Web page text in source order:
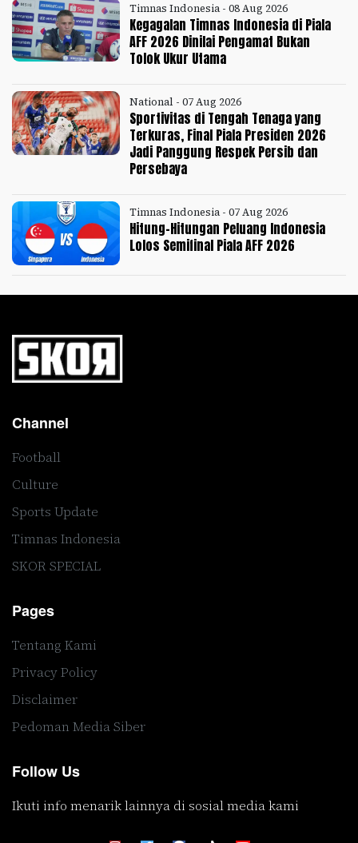
Timnas Indonesia - 08 Aug 2026
Kegagalan Timnas Indonesia di Piala
AFF 2026 Dinilai Pengamat Bukan
Tolok Ukur Utama
National - 07 Aug 2026
Sportivitas di Tengah Tenaga yang
Terkuras, Final Piala Presiden 2026
Jadi Panggung Respek Persib dan
Persebaya
Timnas Indonesia - 07 Aug 2026
Hitung-Hitungan Peluang Indonesia
Lolos Semifinal Piala AFF 2026
Channel
Football
Culture
Sports Update
Timnas Indonesia
SKOR SPECIAL
Pages
Tentang Kami
Privacy Policy
Disclaimer
Pedoman Media Siber
Follow Us
Ikuti info menarik lainnya di sosial media kami